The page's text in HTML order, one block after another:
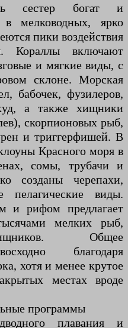
сестер богат и
в мелководных, ярко
пики воздействия
Кораллы включают
и мягкие виды, с
склоне. Морская
бабочек, фузилеров,
а также хищники
скорпионовых рыб,
и триггерфишей. В
Красного моря в
сомы, трубачи и
созданы черепахи,
виды.
и рифом предлагает
мелких рыб,
Общее
благодаря
хотя и менее крутое
местах вроде
программы
плавания и